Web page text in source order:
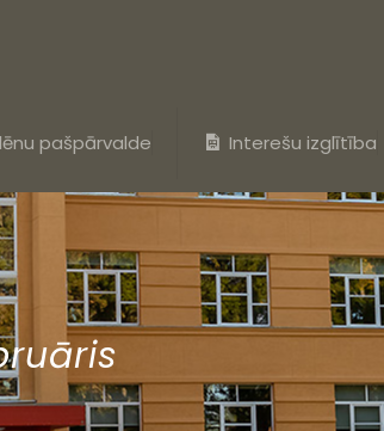
pašpārvalde Interešu izglītība